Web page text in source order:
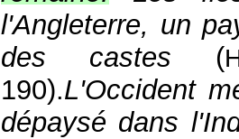
l'Angleterre, un
des castes (
190).L'Occident
dépaysé dans